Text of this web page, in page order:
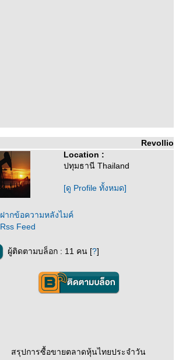
Revollio
Location :
ปทุมธานี Thailand
[ดู Profile ทั้งหมด]
ฝากข้อความหลังไมค์
Rss Feed
ผู้ติดตามบล็อก : 11 คน [?]
สรุปการซื้อขายตลาดหุ้นไทยประจำวัน